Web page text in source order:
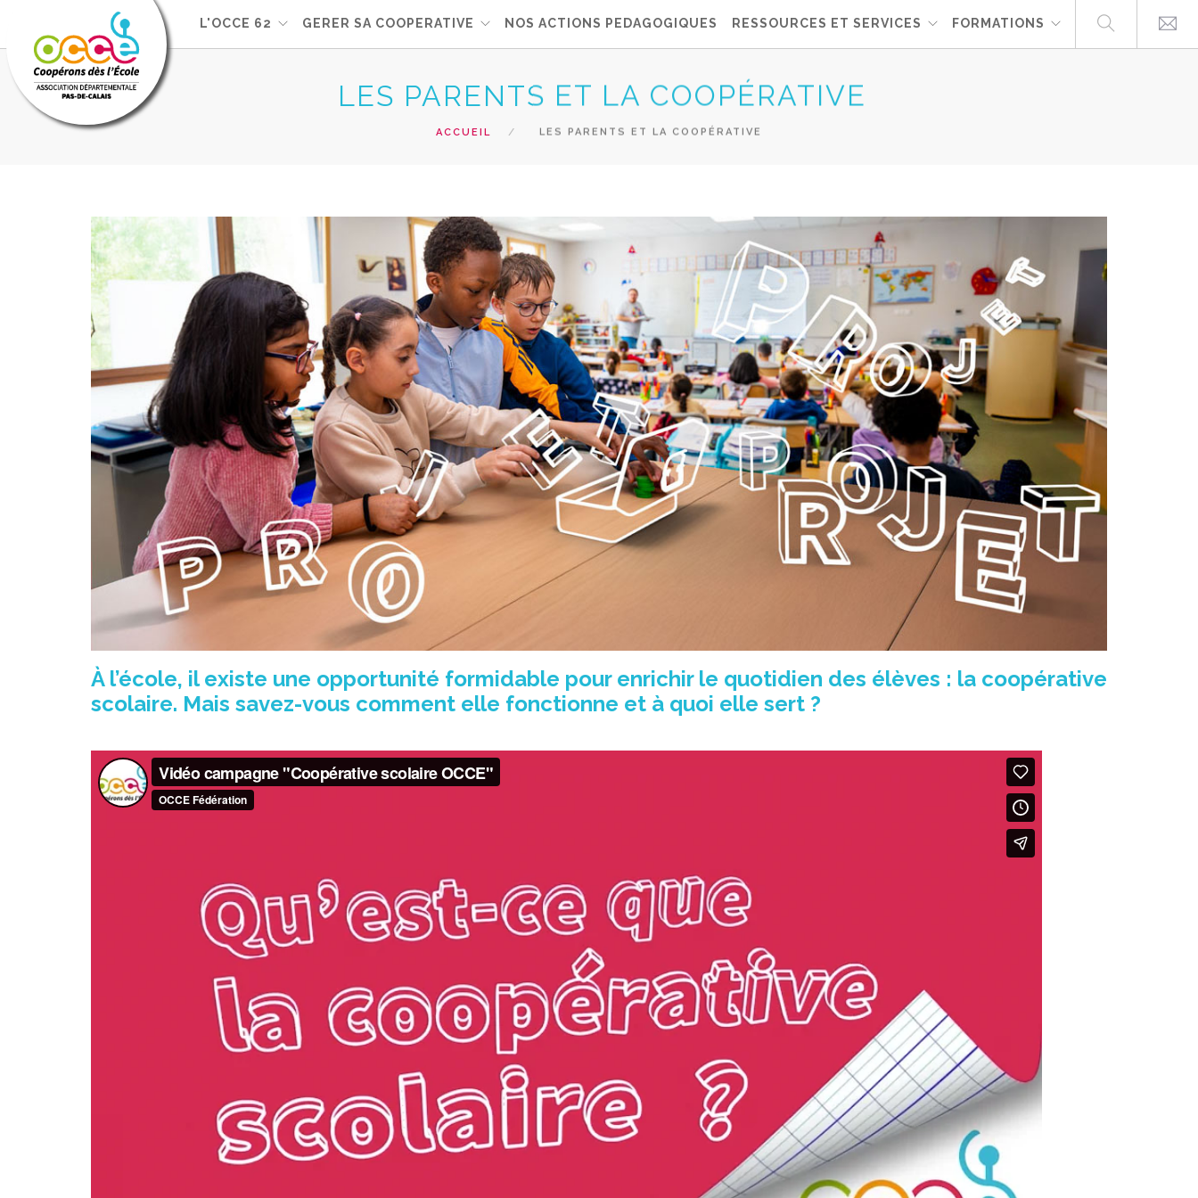
L'OCCE 62 GERER SA COOPERATIVE NOS ACTIONS PEDAGOGIQUES RESSOURCES ET SERVICES FORMATIONS
LES PARENTS ET LA COOPÉRATIVE
ACCUEIL LES PARENTS ET LA COOPÉRATIVE
À l’école, il existe une opportunité formidable pour enrichir le quotidien des élèves : la coopérative
scolaire. Mais savez-vous comment elle fonctionne et à quoi elle sert ?